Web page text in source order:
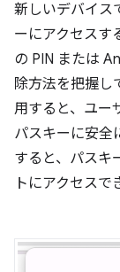
新しいデバイス
ーにアクセスす
の PIN または
除方法を把握し
用すると、ユー
パスキーに安全
すると、パスキ
トにアクセスで